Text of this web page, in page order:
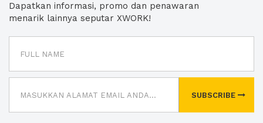
Dapatkan informasi, promo dan penawaran
menarik lainnya seputar XWORK!
SUBSCRIBE